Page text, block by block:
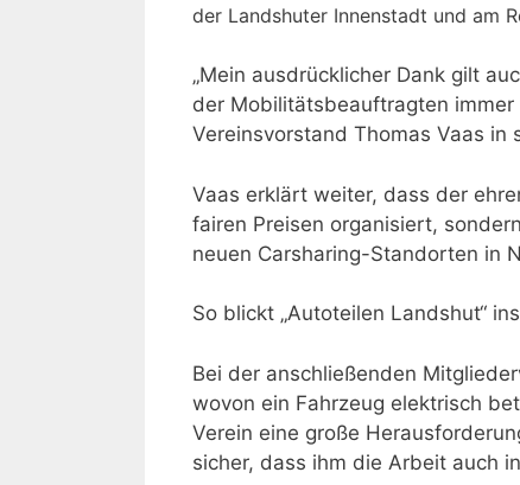
der Landshuter Innenstadt und am
„Mein ausdrücklicher Dank gilt
der Mobilitätsbeauftragten
Vereinsvorstand Thomas Vaas in
Vaas erklärt weiter, dass der
fairen Preisen organisiert,
neuen Carsharing-Standorten in
So blickt „Autoteilen Landshut“
Bei der anschließenden
wovon ein Fahrzeug elektrisch
Verein eine große
sicher, dass ihm die Arbeit auch